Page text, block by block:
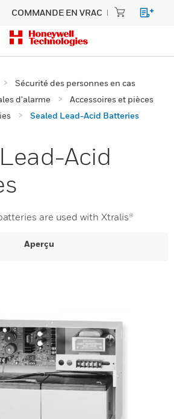
COMMANDE EN VRAC
Sécurité des personnes en cas
d'alarme
Accessoires et pièces
Sealed Lead-Acid Batteries
Acid
are used with Xtralis®
Aperçu